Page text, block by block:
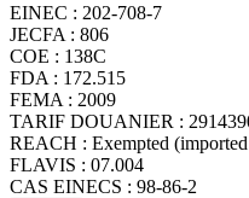
EINEC : 202-708-7
JECFA : 806
COE : 138C
FDA : 172.515
FEMA : 2009
TARIF DOUANIER :
REACH : Exempted
FLAVIS : 07.004
CAS EINECS : 98-86-2